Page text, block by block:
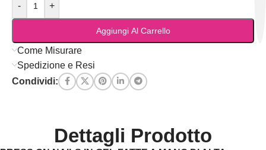
- +
Aggiungi Al Carrello
Come Misurare
Spedizione e Resi
Condividi:
Dettagli Prodotto